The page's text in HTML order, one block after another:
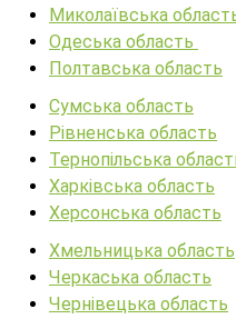
Миколаївська
Одеська область
Полтавська область
Сумська область
Рівненська область
Тернопільська
Харківська область
Херсонська область
Хмельницька область
Черкаська область
Чернівецька область